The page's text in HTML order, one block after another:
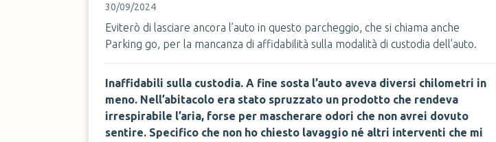
30/09/2024
Eviterò di lasciare ancora l’auto in questo parcheggio, che si chiama anche
Parking go, per la mancanza di affidabilità sulla modalità di custodia dell’auto.
Inaffidabili sulla custodia. A fine sosta l’auto aveva diversi chilometri in
meno. Nell’abitacolo era stato spruzzato un prodotto che rendeva
irrespirabile l’aria, forse per mascherare odori che non avrei dovuto
sentire. Specifico che non ho chiesto lavaggio né altri interventi che mi